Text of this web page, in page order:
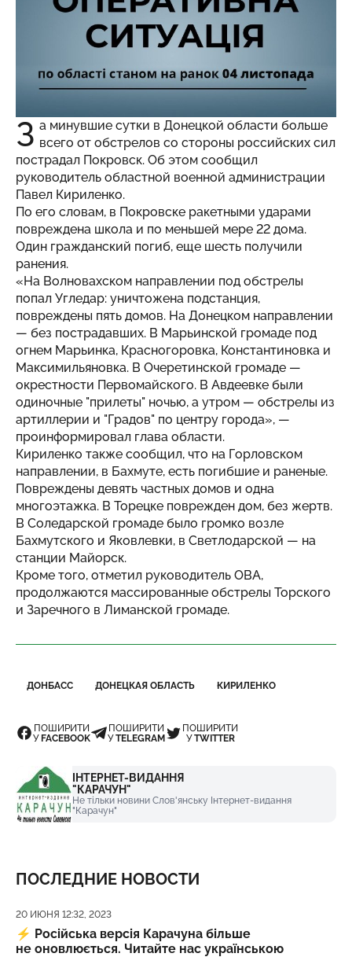
З а минувшие сутки в Донецкой области больше
всего от обстрелов со стороны российских сил
пострадал Покровск. Об этом сообщил
руководитель областной военной администрации
Павел Кириленко.
По его словам, в Покровске ракетными ударами
повреждена школа и по меньшей мере 22 дома.
Один гражданский погиб, еще шесть получили
ранения.
«На Волновахском направлении под обстрелы
попал Угледар: уничтожена подстанция,
повреждены пять домов. На Донецком направлении
— без пострадавших. В Марьинской громаде под
огнем Марьинка, Красногоровка, Константиновка и
Максимильяновка. В Очеретинской громаде —
окрестности Первомайского. В Авдеевке были
одиночные "прилеты" ночью, а утром — обстрелы из
артиллерии и "Градов" по центру города», —
проинформировал глава области.
Кириленко также сообщил, что на Горловском
направлении, в Бахмуте, есть погибшие и раненые.
Повреждены девять частных домов и одна
многоэтажка. В Торецке поврежден дом, без жертв.
В Соледарской громаде было громко возле
Бахмутского и Яковлевки, в Светлодарской — на
станции Майорск.
Кроме того, отметил руководитель ОВА,
продолжаются массированные обстрелы Торского
и Заречного в Лиманской громаде.
ДОНБАСС ДОНЕЦКАЯ ОБЛАСТЬ КИРИЛЕНКО
ПОШИРИТИ
У FACEBOOK
ПОШИРИТИ
УTELEGRAM
ПОШИРИТИ
УTWITTER
ІНТЕРНЕТ-ВИДАННЯ
"КАРАЧУН"
Не тільки новини Слов'янську Інтернет-видання
"Карачун"
ПОСЛЕДНИЕ НОВОСТИ
Дата публикации
20 ИЮНЯ 12:32, 2023
⚡️ Російська версія Карачуна більше
не оновлюється. Читайте нас українською